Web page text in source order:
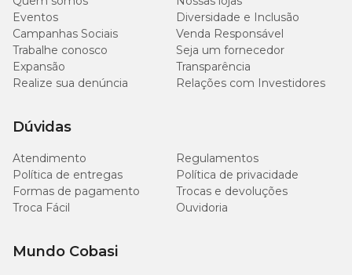
Eventos
Diversidade e Inclusão
Campanhas Sociais
Venda Responsável
Trabalhe conosco
Seja um fornecedor
Expansão
Transparência
Realize sua denúncia
Relações com Investidores
Dúvidas
Atendimento
Regulamentos
Política de entregas
Política de privacidade
Formas de pagamento
Trocas e devoluções
Troca Fácil
Ouvidoria
Mundo Cobasi